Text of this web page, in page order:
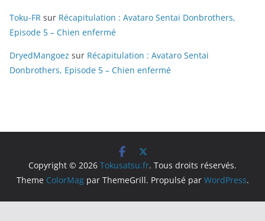
Toku-FR sur Récapitulation : Avataro Sentai Donbrothers,
Episode 5 – Chien enfermé
DryedMangoez sur Récapitulation : Avataro Sentai
Donbrothers, Episode 5 – Chien enfermé
Copyright © 2026 Tokusatsu.fr. Tous droits réservés.
Theme ColorMagpar ThemeGrill. Propulsé par WordPress.